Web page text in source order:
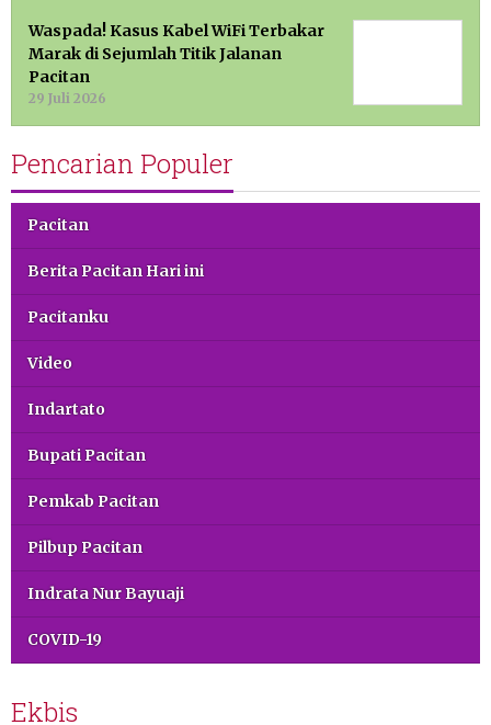
Waspada! Kasus Kabel WiFi Terbakar
Marak di Sejumlah Titik Jalanan
Pacitan
29 Juli 2026
Pencarian Populer
Pacitan
Berita Pacitan Hari ini
Pacitanku
Video
Indartato
Bupati Pacitan
Pemkab Pacitan
Pilbup Pacitan
Indrata Nur Bayuaji
COVID-19
Ekbis